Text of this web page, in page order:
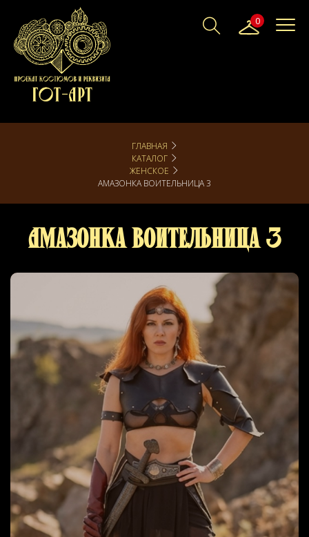
0
ГЛАВНАЯ
КАТАЛОГ
ЖЕНСКОЕ
АМАЗОНКА ВОИТЕЛЬНИЦА 3
Амазонка Воительница 3